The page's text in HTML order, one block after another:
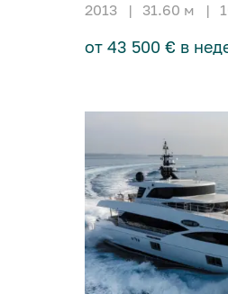
2013 | 31.60 м |
от 43 500 € в